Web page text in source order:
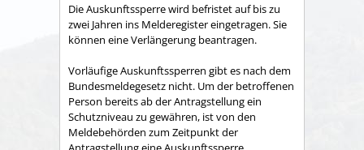
Die Auskunftssperre wird befristet auf bis zu
zwei Jahren ins Melderegister eingetragen. Sie
können eine Verlängerung beantragen.
Vorläufige Auskunftssperren gibt es nach dem
Bundesmeldegesetz nicht. Um der betroffenen
Person bereits ab der Antragstellung ein
Schutzniveau zu gewähren, ist von den
Meldebehörden zum Zeitpunkt der